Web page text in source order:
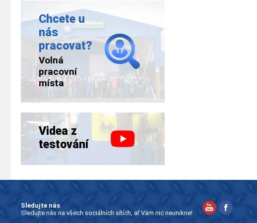
Chcete u
nás
pracovat?
Volná
pracovní
místa
Videa z
testování
Sledujte nás
Sledujte nás na všech sociálních sítích, ať Vám nic neunikne!